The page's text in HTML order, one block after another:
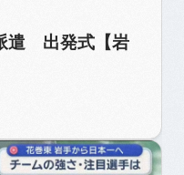
遣 出発式【岩